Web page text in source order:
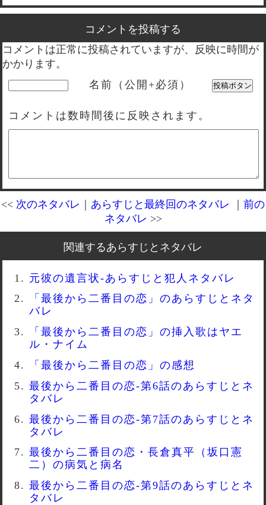
コメントを投稿する
コメントは正常に投稿されていますが、反映に時間が
かかります。
名前（公開+必須）
コメントは数時間後に反映されます。
<< 次のネタバレ ｜ あらすじと最終回のネタバレ ｜ 前の
ネタバレ >>
関連するあらすじとネタバレ
元彼の遺言状-あらすじと犯人ネタバレ
「最後から二番目の恋」のあらすじとネタ
バレ
「最後から二番目の恋」の挿入歌はヤエ
ル・ナイム
「最後から二番目の恋」の感想
最後から二番目の恋-第6話のあらすじとネ
タバレ
最後から二番目の恋-第7話のあらすじとネ
タバレ
最後から二番目の恋・長倉真平（坂口憲
二）の病気と病名
最後から二番目の恋-第9話のあらすじとネ
タバレ